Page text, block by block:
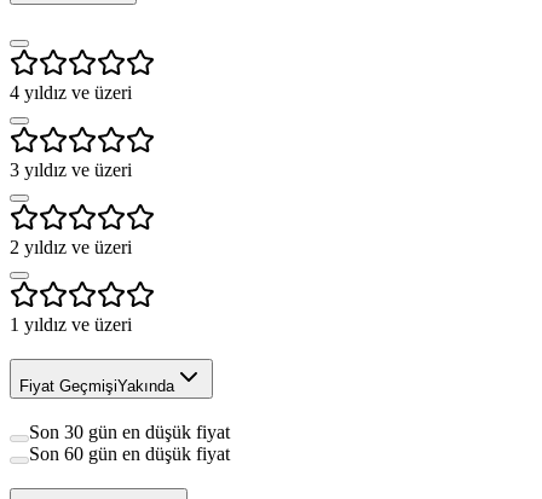
4 yıldız ve üzeri
3 yıldız ve üzeri
2 yıldız ve üzeri
1 yıldız ve üzeri
Fiyat GeçmişiYakında
Son 30 gün en düşük fiyat
Son 60 gün en düşük fiyat